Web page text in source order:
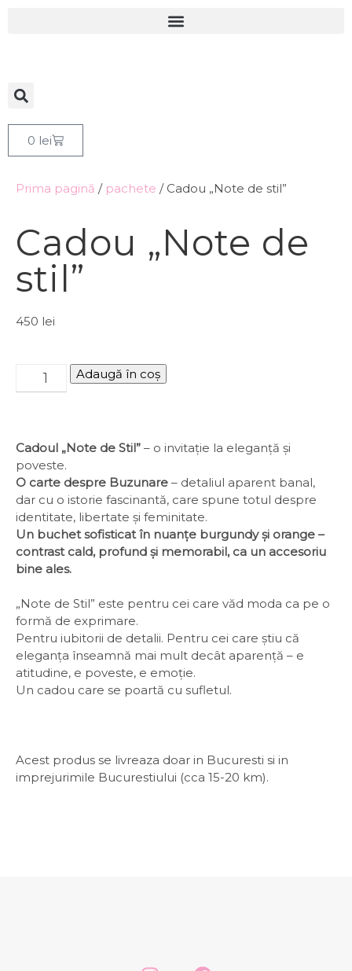
0 lei
Prima pagină / pachete / Cadou „Note de stil”
Cadou „Note de
stil”
450 lei
Adaugă în coș
Cadoul „Note de Stil” – o invitație la eleganță și
poveste.
O carte despre Buzunare – detaliul aparent banal,
dar cu o istorie fascinantă, care spune totul despre
identitate, libertate și feminitate.
Un buchet sofisticat în nuanțe burgundy și orange –
contrast cald, profund și memorabil, ca un accesoriu
bine ales.
„Note de Stil” este pentru cei care văd moda ca pe o
formă de exprimare.
Pentru iubitorii de detalii. Pentru cei care știu că
eleganța înseamnă mai mult decât aparență – e
atitudine, e poveste, e emoție.
Un cadou care se poartă cu sufletul.
Acest produs se livreaza doar in Bucuresti si in
imprejurimile Bucurestiului (cca 15-20 km).